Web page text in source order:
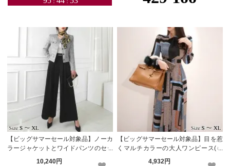
【ビッグサマーセール対象品】ノーカ
ラージャケットとワイドパンツのセッ
トアップ(キャバスーツ・CABARETS
10,240円
【ビッグサマーセール対象品】目を惹
くマルチカラーの大人ワンピース(キ
ャバドレス・CABARETDRESS)
4,932円